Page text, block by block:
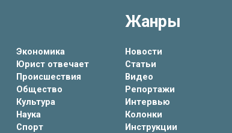
Экономика
Юрист отвечает
Происшествия
Общество
Культура
Наука
Спорт
Жанры
Новости
Статьи
Видео
Репортажи
Интервью
Колонки
Инструкции